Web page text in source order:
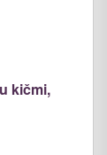
kičmi,